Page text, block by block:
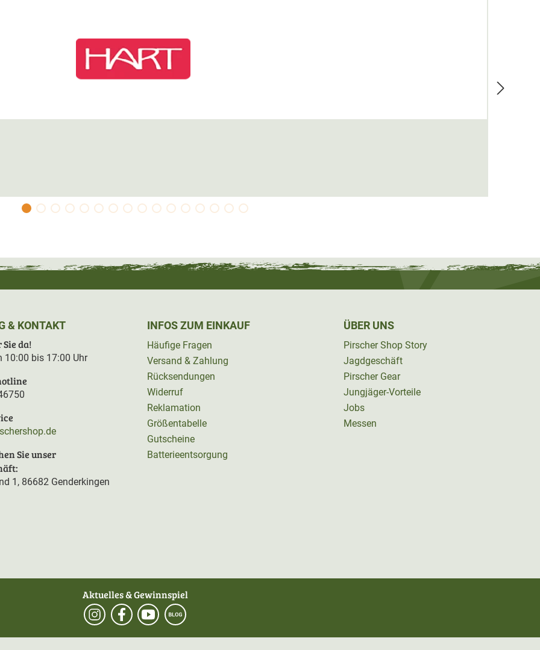
& KONTAKT
da!
10:00 bis 17:00 Uhr
Sie unser
1, 86682 Genderkingen
INFOS ZUM EINKAUF
Häufige Fragen
Versand & Zahlung
Rücksendungen
Widerruf
Reklamation
Größentabelle
Gutscheine
Batterieentsorgung
ÜBER UNS
Pirscher Shop Story
Jagdgeschäft
Pirscher Gear
Jungjäger-Vorteile
Jobs
Messen
Aktuelles & Gewinnspiel